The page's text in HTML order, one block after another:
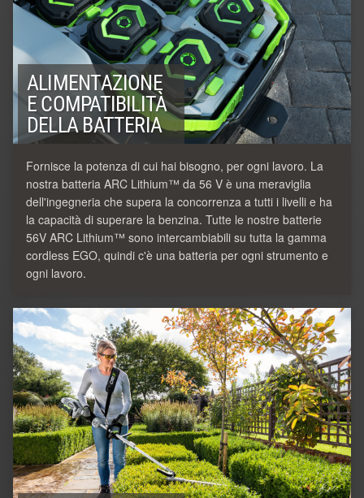
ALIMENTAZIONE
E COMPATIBILITÀ
DELLA BATTERIA
Fornisce la potenza di cui hai bisogno, per ogni lavoro. La
nostra batteria ARC Lithium™ da 56 V è una meraviglia
dell'ingegneria che supera la concorrenza a tutti i livelli e ha
la capacità di superare la benzina. Tutte le nostre batterie
56V ARC Lithium™ sono intercambiabili su tutta la gamma
cordless EGO, quindi c'è una batteria per ogni strumento e
ogni lavoro.